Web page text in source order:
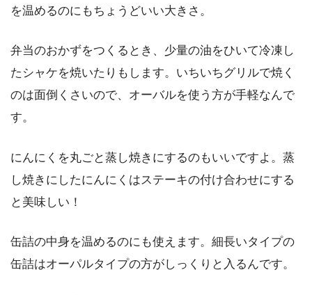
を温めるのにもちょうどいい大きさ。
弁当のおかずをつくるとき、少量の油をひいて冷凍し
たシャケを焼いたりもします。いちいちグリルで焼く
のは面倒くさいので、オーバルを使う方が手軽なんで
す。
にんにくを丸ごと蒸し焼きにするのもいいですよ。蒸
し焼きにしたにんにくはステーキの付け合わせにする
と美味しい！
缶詰の中身を温めるのにも使えます。細長いタイプの
缶詰はオーパルタイプの方がしっくりと入るんです。